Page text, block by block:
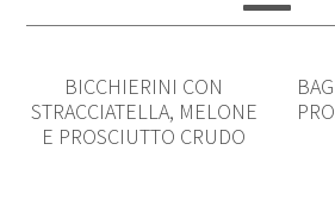
BICCHIERINI CON
STRACCIATELLA, MELONE
E PROSCIUTTO CRUDO